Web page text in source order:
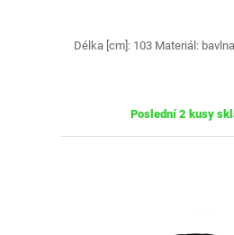
Délka [cm]: 103 Materiál:
Poslední 2 kusy